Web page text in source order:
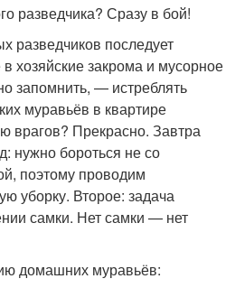
разведчика? Сразу в бой!
разведчиков последует
хозяйские закрома и мусорное
запомнить, — истреблять
муравьёв в квартире
врагов? Прекрасно. Завтра
нужно бороться не со
поэтому проводим
уборку. Второе: задача
самки. Нет самки — нет
домашних муравьёв: